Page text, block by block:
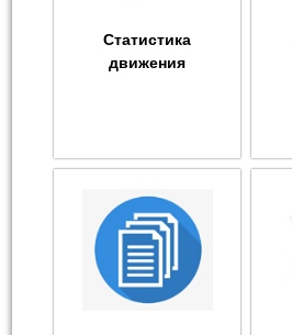
Статистика
движения